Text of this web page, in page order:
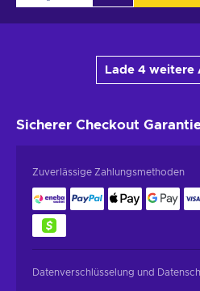
Lade 4 weitere
Sicherer Checkout
Zuverlässige Zahlungsmethoden
Datenverschlüsselung und